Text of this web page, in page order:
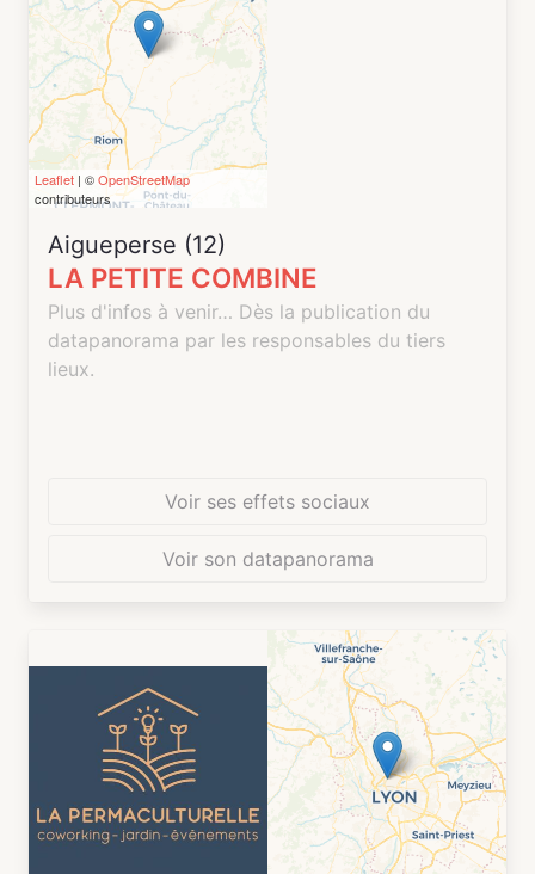
Leaflet | ©OpenStreetMap
contributeurs
Aigueperse (12)
LA PETITE COMBINE
Plus d'infos à venir… Dès la publication du
datapanorama par les responsables du tiers
lieux.
Voir ses effets sociaux
Voir son datapanorama